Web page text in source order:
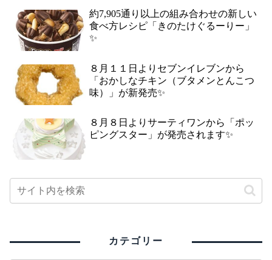
約7,905通り以上の組み合わせの新しい
食べ方レシピ「きのたけぐるーりー」
✨
８月１１日よりセブンイレブンから
「おかしなチキン（ブタメンとんこつ
味）」が新発売✨
８月８日よりサーティワンから「ポッ
ピングスター」が発売されます✨
カテゴリー